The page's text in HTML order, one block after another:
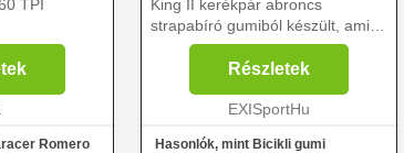
TPI
Romero
King II kerékpár abroncs
strapabíró gumiból készült, ami
biztosítja a tartósságát és a nagy
ellenállást. A cyclo abroncs a
PureGrip keveréket használja az
extrém tapadá...
Részletek
EXISportHu
Hasonlók, mint Bicikli gumi